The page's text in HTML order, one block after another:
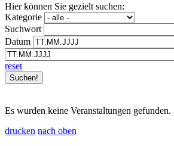
Hier können Sie gezielt suchen:
Kategorie
Suchwort
Datum
reset
Es wurden keine Veranstaltungen gefunden.
drucken nach oben